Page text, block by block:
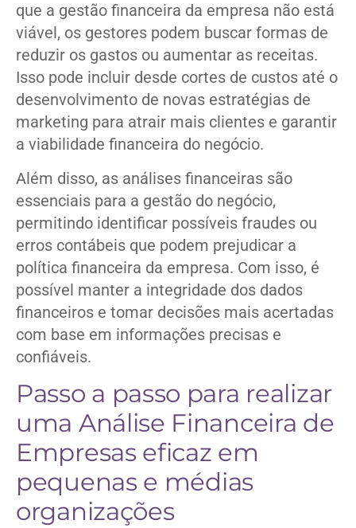
que a gestão financeira da empresa não está
viável, os gestores podem buscar formas de
reduzir os gastos ou aumentar as receitas.
Isso pode incluir desde cortes de custos até o
desenvolvimento de novas estratégias de
marketing para atrair mais clientes e garantir
a viabilidade financeira do negócio.
Além disso, as análises financeiras são
essenciais para a gestão do negócio,
permitindo identificar possíveis fraudes ou
erros contábeis que podem prejudicar a
política financeira da empresa. Com isso, é
possível manter a integridade dos dados
financeiros e tomar decisões mais acertadas
com base em informações precisas e
confiáveis.
Passo a passo para realizar
uma Análise Financeira de
Empresas eficaz em
pequenas e médias
organizações